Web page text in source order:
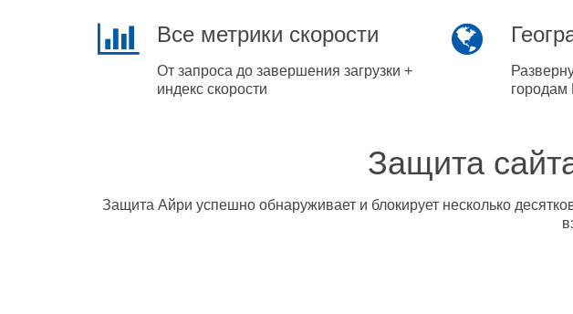
Все метрики скорости
От запроса до завершения загрузки +
индекс скорости
Защита
Защита Айри успешно обнаруживает и блокирует несколько